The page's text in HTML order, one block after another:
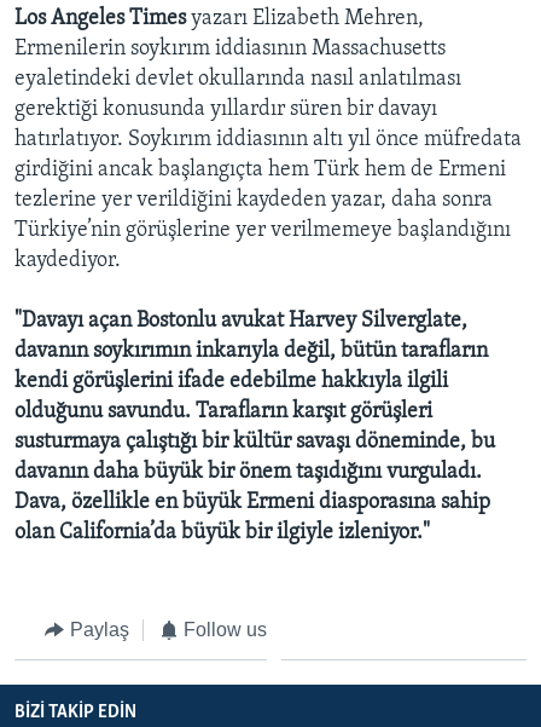
Los Angeles Timesyazarı Elizabeth Mehren,
Ermenilerin soykırım iddiasının Massachusetts
eyaletindeki devlet okullarında nasıl anlatılması
gerektiği konusunda yıllardır süren bir davayı
hatırlatıyor. Soykırım iddiasının altı yıl önce müfredata
girdiğini ancak başlangıçta hem Türk hem de Ermeni
tezlerine yer verildiğini kaydeden yazar, daha sonra
Türkiye’nin görüşlerine yer verilmemeye başlandığını
kaydediyor.
"Davayı açan Bostonlu avukat Harvey Silverglate,
davanın soykırımın inkarıyla değil, bütün tarafların
kendi görüşlerini ifade edebilme hakkıyla ilgili
olduğunu savundu. Tarafların karşıt görüşleri
susturmaya çalıştığı bir kültür savaşı döneminde, bu
davanın daha büyük bir önem taşıdığını vurguladı.
Dava, özellikle en büyük Ermeni diasporasına sahip
olan California’da büyük bir ilgiyle izleniyor."
Paylaş Follow us
BIZI TAKIP EDIN